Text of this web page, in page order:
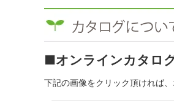
■オンラインカタロ
下記の画像をクリック頂ければ